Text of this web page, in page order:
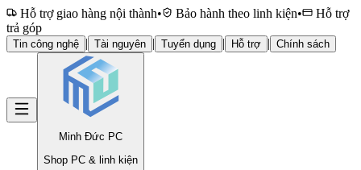
Hỗ trợ giao hàng nội thành• Bảo hành theo linh kiện•
Hỗ trợ
trả góp
Tin công nghệ | Tài nguyên | Tuyển dụng | Hỗ trợ | Chính sách
Minh Đức PC
Shop PC & linh kiện